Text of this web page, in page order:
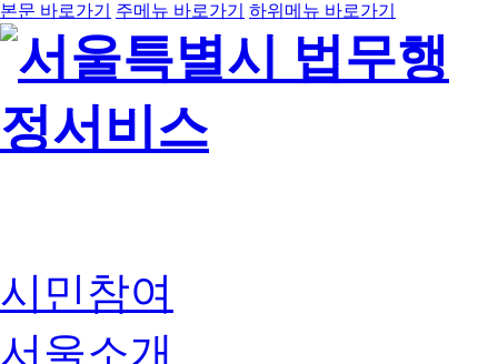
본문 바로가기 주메뉴 바로가기 하위메뉴 바로가기
시민참여
서울소개